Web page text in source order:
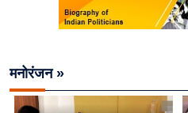
मनोरंजन »